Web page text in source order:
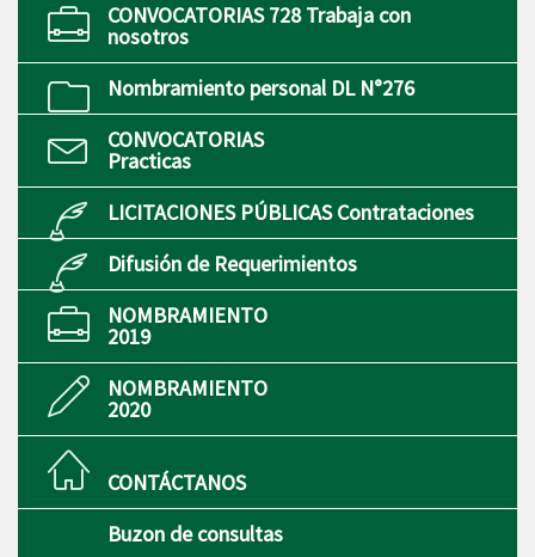
CONVOCATORIAS 728 Trabaja con
nosotros
Nombramiento personal DL N°276
CONVOCATORIAS
Practicas
LICITACIONES PÚBLICAS Contrataciones
Difusión de Requerimientos
NOMBRAMIENTO
2019
NOMBRAMIENTO
2020
CONTÁCTANOS
Buzon de consultas